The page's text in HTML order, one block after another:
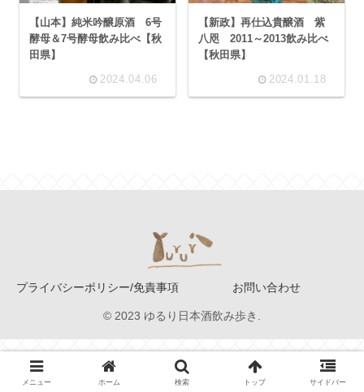
【山本】純米吟醸原酒 6号
酵母＆7号酵母飲み比べ【秋
田県】
2024.04.06
【新政】再仕込貴醸酒 紫
八咫 2011～2013飲み比べ
【秋田県】
2024.01.18
プライバシーポリシー/免責事項 お問い合わせ
© 2023 ゆるり日本酒飲み歩き.
メニュー ホーム 検索 トップ サイドバー